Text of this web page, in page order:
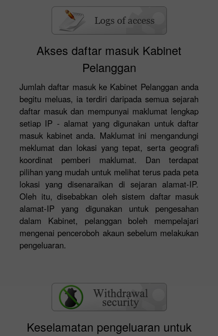
Akses daftar masuk Kabinet
Pelanggan
Jumlah daftar masuk ke Kabinet Pelanggan anda
begitu meluas, ia terdiri daripada semua sejarah
daftar masuk dan mempunyai maklumat lengkap
setiap IP - alamat yang digunakan untuk daftar
masuk kabinet anda. Maklumat ini mengandungi
meklumat dan lokasi yang tepat, serta geografi
koordinat pemberi maklumat. Dan terdapat
pilihan yang mudah untuk melihat terus pada peta
lokasi yang disenaraikan di sejaran alamat-IP.
Oleh itu, disebabkan oleh sistem daftar masuk
alamat-IP yang digunakan untuk pengesahan
dalam Kabinet, pelanggan boleh mempelajari
mengenai penceroboh akaun sebelum melakukan
pengeluaran.
Keselamatan pengeluaran untuk